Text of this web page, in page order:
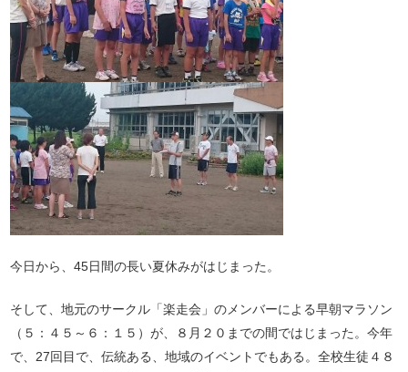
今日から、45日間の長い夏休みがはじまった。
そして、地元のサークル「楽走会」のメンバーによる早朝マラソン
（５：４５～６：１５）が、８月２０までの間ではじまった。今年
で、27回目で、伝統ある、地域のイベントでもある。全校生徒４８